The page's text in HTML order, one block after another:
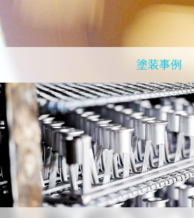
塗装事例